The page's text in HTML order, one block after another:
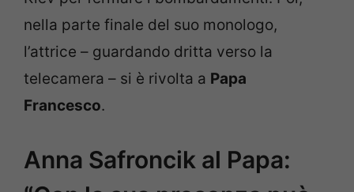
nella parte finale del suo monologo,
l’attrice – guardando dritta verso la
telecamera – si è rivolta a Papa
Francesco.
Anna Safroncik al Papa: